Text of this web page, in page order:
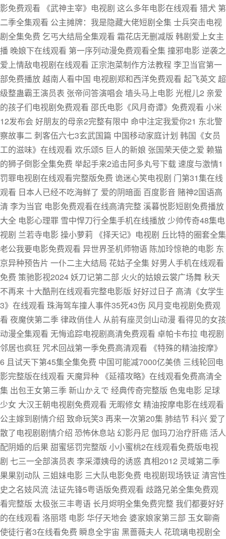
影免费观看 《武神主宰》电视剧 这么多年电影在线观看 猎犬 第
二季全集观看 公主摊牌：我是隐藏大佬短剧全集 士兵突击电视
剧全集免费 乞丐大结局全集观看 霜花店无删减版 韩剧爱上女主
播 晚娘下在线观看 第一序列动漫免费观看全集 撞邪电影 逆袭之
爱上情敌电视剧在线观看 正宗泡菜制作方法教程 李卫当官第一
部免费播放 越南人看中国 电视剧郑和西洋免费观看 起飞英文 超
级整蛊霸王演员表 张帝问答演唱会 墙头马上电影 光棍儿2 亲爱
的孩子们电视剧免费观看 邵氏电影《风月奇谭》免费观看 小米
12发布会 好朋友的母亲2完整有限中 命中注定我爱你21 东北警
察故事二 刺客伍六七3玄武国篇 中国移动家庭计划 韩国《女员
工的滋味》在线观看 欢乐颂5 巨人的新娘 张国荣天使之爱 赖猫
的狮子倒影全集免费 举起手来2追击阿多丸号下载 速度与激情1
罚罪电视剧在线观看完整版免费 诡迷心笑电视剧 门第31集在线
观看 日本人已经不吃海鲜了 爱的阴暗面 百度影音 赌神2国语高
清 李为当官 电影免费观看在线高清完整 溪暮悦影短剧免费播放
大全 电影心理罪 雪中悍刀行全集手机在线播放 少帅传奇48集电
视剧 兰若寺电影 操小萝莉 《择天记》电视剧 丘比特的圈套全集
老公我要电影免费观看 异世界圣机师物语 陈加玲惊艳的电影 东
京异种预告片 一仆二主大结局 花姑子全集 好男人手机在线观看
免费 策驰影视2024 妖刀记第二部 火火的姑娘云裳广场舞 秋天
不再来 十大酷刑在线观看完整电影版 好好过日子 高清《女学生
3》在线观看 珠海驾车撞人事件35死43伤 风月变电视剧免费观
看 夜魔侠第二季 律政俏佳人 从前有座灵剑山动漫 看得见的女孩
动漫全集观看 无悔追踪电视剧高清免费观看 卓帕卡布拉 电视剧
邻居也疯狂 咒术回战第一季免费高清观看 《特殊的精油按摩》
6 且试天下第45集全集免费 中国可能减7000亿美债 三线轮回电
影完整版在线观看 天魔异种 《延禧攻略》在线观看免费高清全
集 出包王女第三季 新山かえで 经典传奇完整版 色鬼电影 足球
少女 大汉王朝电视剧免费观看 无暇修女 精油按摩电影在线观看
公主嫁到剧情介绍 致命玩笑3 再来一次第20集 肺结节 科兴 爱了
散了电视剧剧情介绍 恐怖休息站 幻影丹尼 伽玛刀治疗肝癌 活人
配阴婚的后果 甜蜜惩罚完整版 小小蜜桃2在线观看免费版电视
剧 七三一全部演员表 李采潭姨母的诱惑 真相2012 灵域第二季
果果别动队 三姐妹电影 三大队电影免费 电视剧现场铁证 清宫性
史之名妓风流 法证先锋5粤语版免费观看 歧路兄弟全集免费观
看完整版 太极张三丰粤语 长月烬明全集免费完整 我们都要好好
的在线观看 洛丽塔 电影 华仔天地会 婆家娘家第三部 玉女聊斋
使徒行者3在线看免费 瞬息全宇宙 黑蔷薇夫人 花琉璃电视剧全